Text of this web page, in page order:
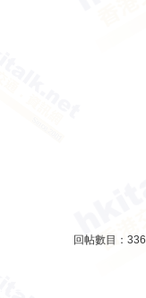
回帖數目： 336